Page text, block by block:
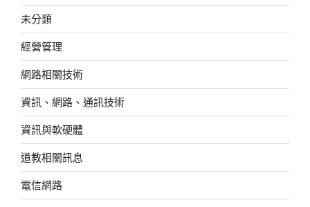
未分類
經營管理
網路相關技術
資訊、網路、通訊技術
資訊與軟硬體
道教相關訊息
電信網路